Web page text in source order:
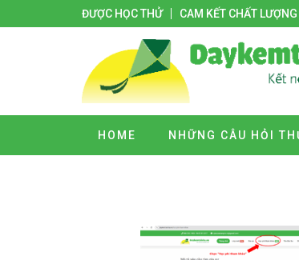
ĐƯỢC HỌC THỬ CAM KẾT CHẤT LƯỢNG
HOME NHỮNG CÂU HỎI